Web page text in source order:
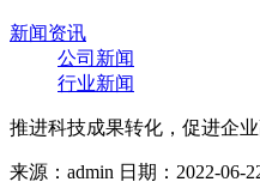
新闻资讯
公司新闻
行业新闻
推进科技成果转化，促进企
来源：admin 日期：2022-06-